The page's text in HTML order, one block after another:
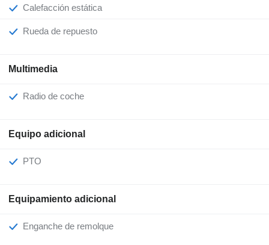
Calefacción estática
Rueda de repuesto
Multimedia
Radio de coche
Equipo adicional
PTO
Equipamiento adicional
Enganche de remolque